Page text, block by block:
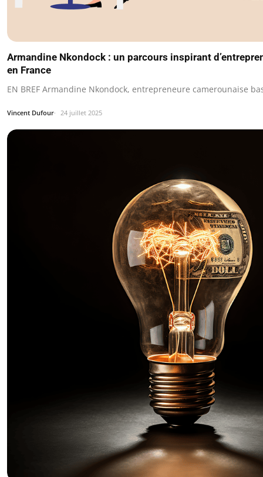
Armandine Nkondock : un parcours inspirant
en France
EN BREF Armandine Nkondock, entrepreneure camerounaise
Vincent Dufour 24 juillet 2025